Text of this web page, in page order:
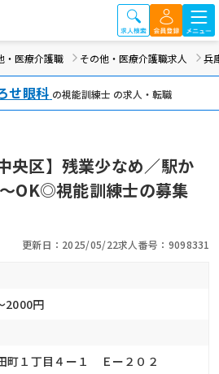
・医療介護職 その他・医療介護職求人 兵
せ眼科 の視能訓練士 の求人・転職
央区】残業少なめ／駅か
OK◎視能訓練士の募集
更新日：2025/05/22求人番号：9098331
2000円
町１丁目４ー１ Ｅー２０２